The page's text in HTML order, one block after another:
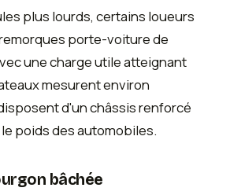
plus lourds, certains loueurs
porte-voiture de
une charge utile atteignant
mesurent environ
d'un châssis renforcé
poids des automobiles.
bâchée